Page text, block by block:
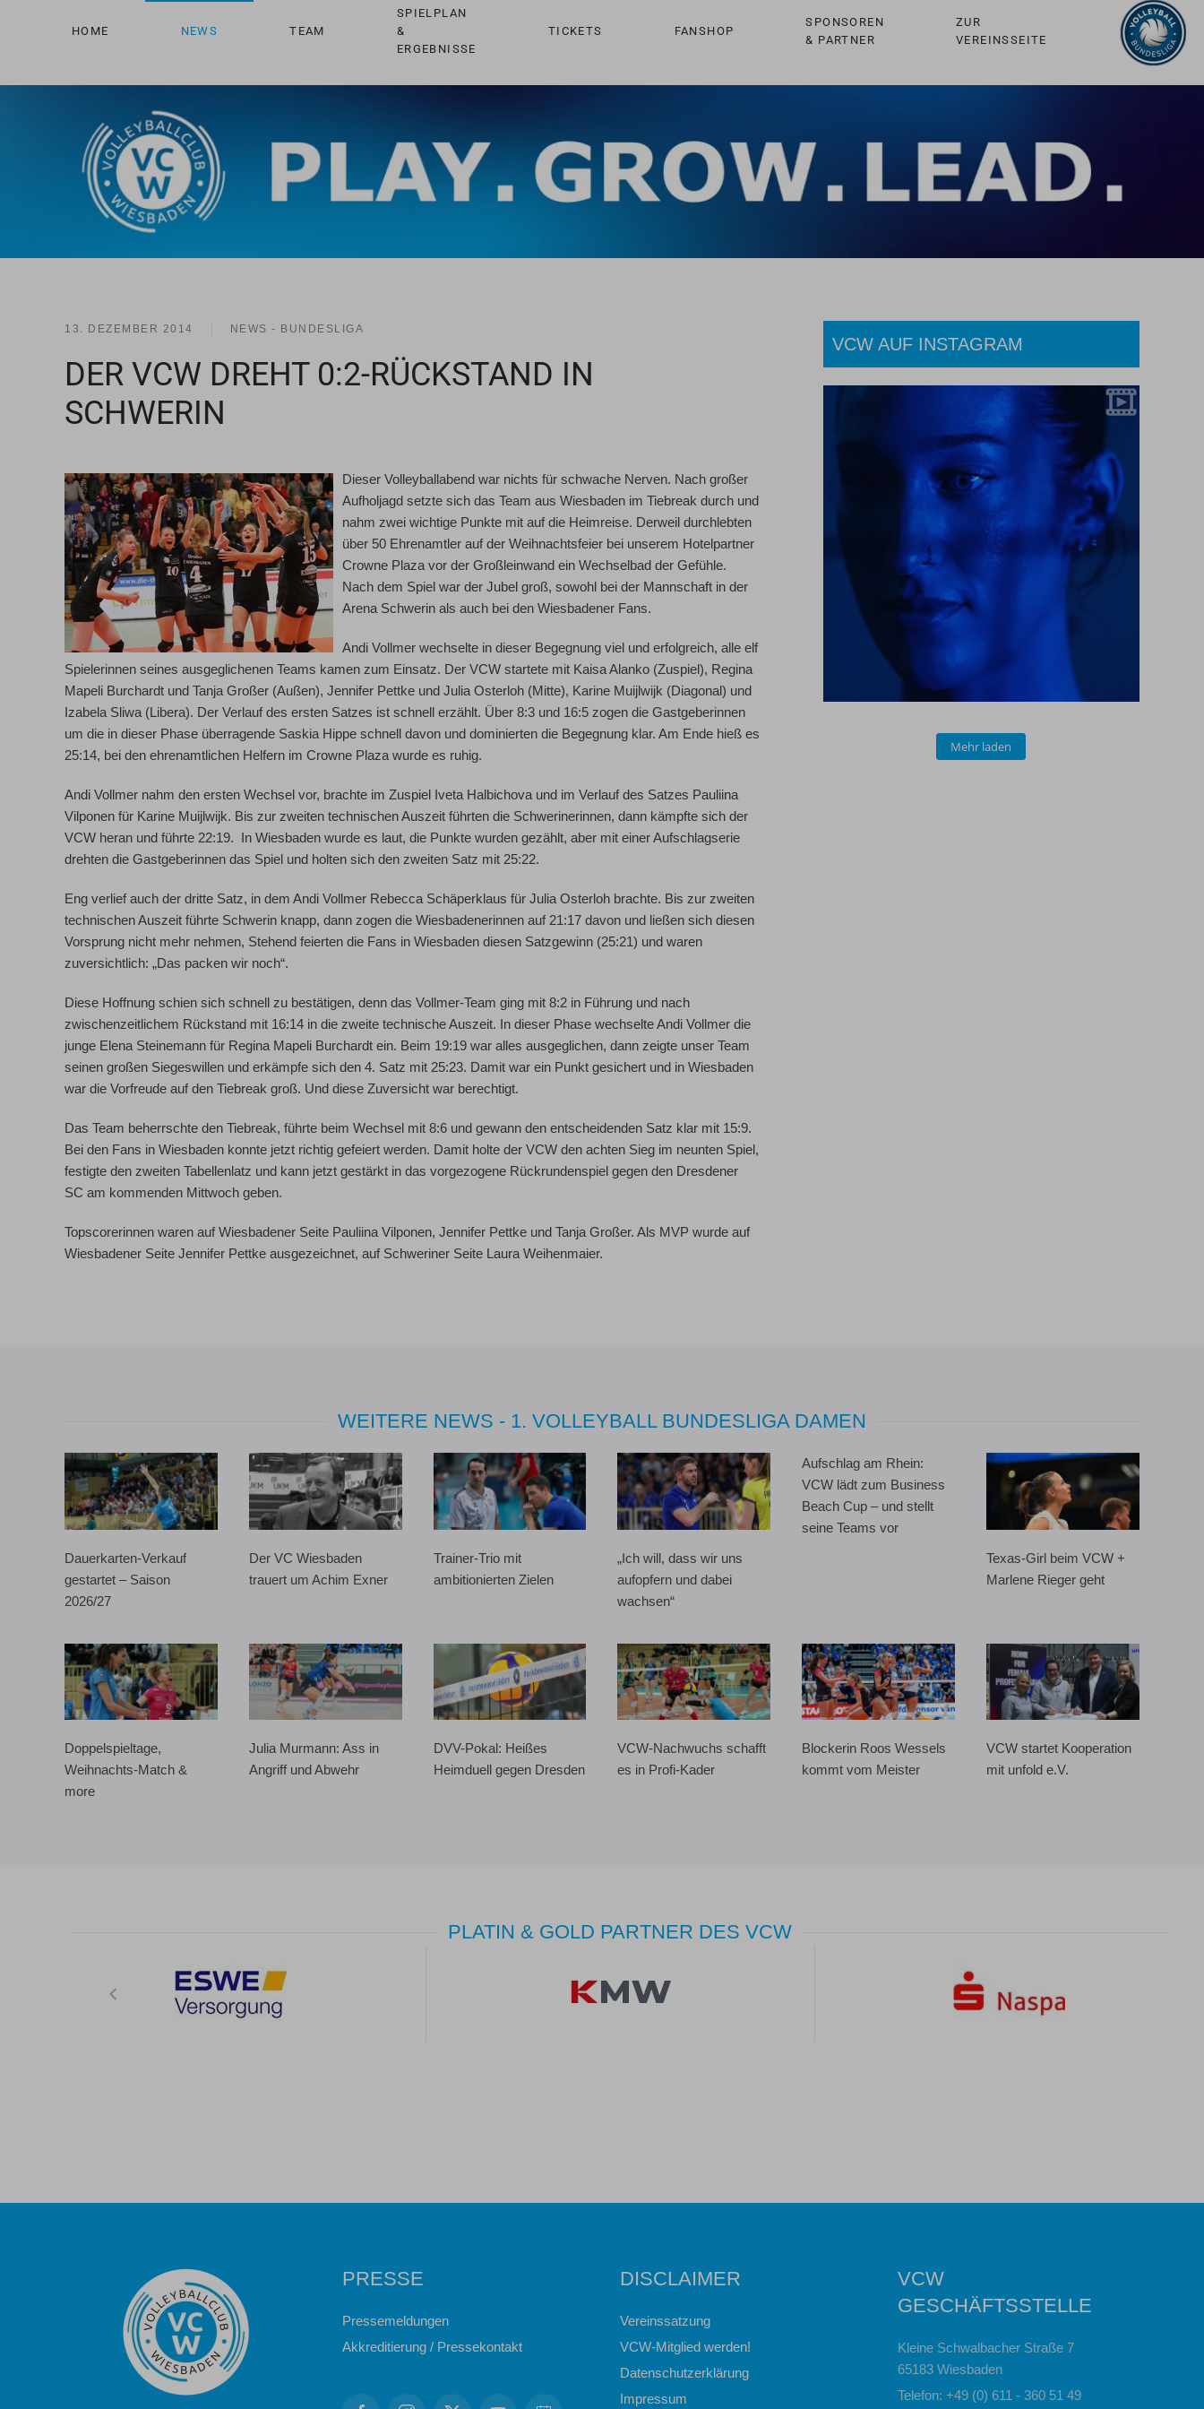
HOME NEWS TEAM
SPIELPLAN
&
ERGEBNISSE
TICKETS FANSHOP
SPONSOREN
& PARTNER
ZUR
VEREINSSEITE
13. DEZEMBER 2014 NEWS - BUNDESLIGA
DER VCW DREHT 0:2-RÜCKSTAND IN
SCHWERIN
Dieser Volleyballabend war nichts für schwache Nerven. Nach großer
Aufholjagd setzte sich das Team aus Wiesbaden im Tiebreak durch und
nahm zwei wichtige Punkte mit auf die Heimreise. Derweil durchlebten
über 50 Ehrenamtler auf der Weihnachtsfeier bei unserem Hotelpartner
Crowne Plaza vor der Großleinwand ein Wechselbad der Gefühle.
Nach dem Spiel war der Jubel groß, sowohl bei der Mannschaft in der
Arena Schwerin als auch bei den Wiesbadener Fans.
Andi Vollmer wechselte in dieser Begegnung viel und erfolgreich, alle elf
Spielerinnen seines ausgeglichenen Teams kamen zum Einsatz. Der VCW startete mit Kaisa Alanko (Zuspiel), Regina
Mapeli Burchardt und Tanja Großer (Außen), Jennifer Pettke und Julia Osterloh (Mitte), Karine Muijlwijk (Diagonal) und
Izabela Sliwa (Libera). Der Verlauf des ersten Satzes ist schnell erzählt. Über 8:3 und 16:5 zogen die Gastgeberinnen
um die in dieser Phase überragende Saskia Hippe schnell davon und dominierten die Begegnung klar. Am Ende hieß es
25:14, bei den ehrenamtlichen Helfern im Crowne Plaza wurde es ruhig.
Andi Vollmer nahm den ersten Wechsel vor, brachte im Zuspiel Iveta Halbichova und im Verlauf des Satzes Pauliina
Vilponen für Karine Muijlwijk. Bis zur zweiten technischen Auszeit führten die Schwerinerinnen, dann kämpfte sich der
VCW heran und führte 22:19. In Wiesbaden wurde es laut, die Punkte wurden gezählt, aber mit einer Aufschlagserie
drehten die Gastgeberinnen das Spiel und holten sich den zweiten Satz mit 25:22.
Eng verlief auch der dritte Satz, in dem Andi Vollmer Rebecca Schäperklaus für Julia Osterloh brachte. Bis zur zweiten
technischen Auszeit führte Schwerin knapp, dann zogen die Wiesbadenerinnen auf 21:17 davon und ließen sich diesen
Vorsprung nicht mehr nehmen, Stehend feierten die Fans in Wiesbaden diesen Satzgewinn (25:21) und waren
zuversichtlich: „Das packen wir noch“.
Diese Hoffnung schien sich schnell zu bestätigen, denn das Vollmer-Team ging mit 8:2 in Führung und nach
zwischenzeitlichem Rückstand mit 16:14 in die zweite technische Auszeit. In dieser Phase wechselte Andi Vollmer die
junge Elena Steinemann für Regina Mapeli Burchardt ein. Beim 19:19 war alles ausgeglichen, dann zeigte unser Team
seinen großen Siegeswillen und erkämpfe sich den 4. Satz mit 25:23. Damit war ein Punkt gesichert und in Wiesbaden
war die Vorfreude auf den Tiebreak groß. Und diese Zuversicht war berechtigt.
Das Team beherrschte den Tiebreak, führte beim Wechsel mit 8:6 und gewann den entscheidenden Satz klar mit 15:9.
Bei den Fans in Wiesbaden konnte jetzt richtig gefeiert werden. Damit holte der VCW den achten Sieg im neunten Spiel,
festigte den zweiten Tabellenlatz und kann jetzt gestärkt in das vorgezogene Rückrundenspiel gegen den Dresdener
SC am kommenden Mittwoch geben.
Topscorerinnen waren auf Wiesbadener Seite Pauliina Vilponen, Jennifer Pettke und Tanja Großer. Als MVP wurde auf
Wiesbadener Seite Jennifer Pettke ausgezeichnet, auf Schweriner Seite Laura Weihenmaier.
VCW AUF INSTAGRAM
Mehr laden
WEITERE NEWS - 1. VOLLEYBALL BUNDESLIGA DAMEN
Dauerkarten-Verkauf
gestartet – Saison
2026/27
Der VC Wiesbaden
trauert um Achim Exner
Trainer-Trio mit
ambitionierten Zielen
„Ich will, dass wir uns
aufopfern und dabei
wachsen“
Aufschlag am Rhein:
VCW lädt zum Business
Beach Cup – und stellt
seine Teams vor
Texas-Girl beim VCW +
Marlene Rieger geht
Doppelspieltage,
Weihnachts-Match &
more
Julia Murmann: Ass in
Angriff und Abwehr
DVV-Pokal: Heißes
Heimduell gegen Dresden
VCW-Nachwuchs schafft
es in Profi-Kader
Blockerin Roos Wessels
kommt vom Meister
VCW startet Kooperation
mit unfold e.V.
PLATIN & GOLD PARTNER DES VCW
PRESSE
Pressemeldungen
Akkreditierung / Pressekontakt
DISCLAIMER
Vereinssatzung
VCW-Mitglied werden!
Datenschutzerklärung
Impressum
VCW
GESCHÄFTSSTELLE
Kleine Schwalbacher Straße 7
65183 Wiesbaden
Telefon: +49 (0) 611 - 360 51 49